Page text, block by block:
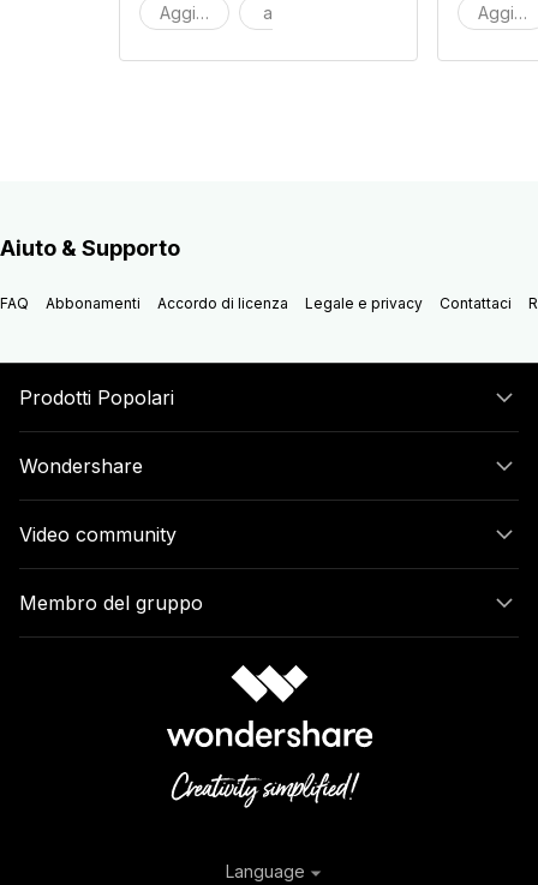
Aggiornamentoaccesso
Aiuto & Supporto
FAQ Abbonamenti Accordo di licenza Legale e privacy Contattaci
Prodotti Popolari
Wondershare
Video community
Membro del gruppo
Language